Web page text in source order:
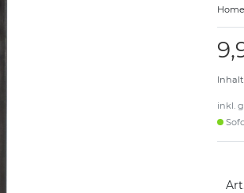
Home
Inhalt
inkl.